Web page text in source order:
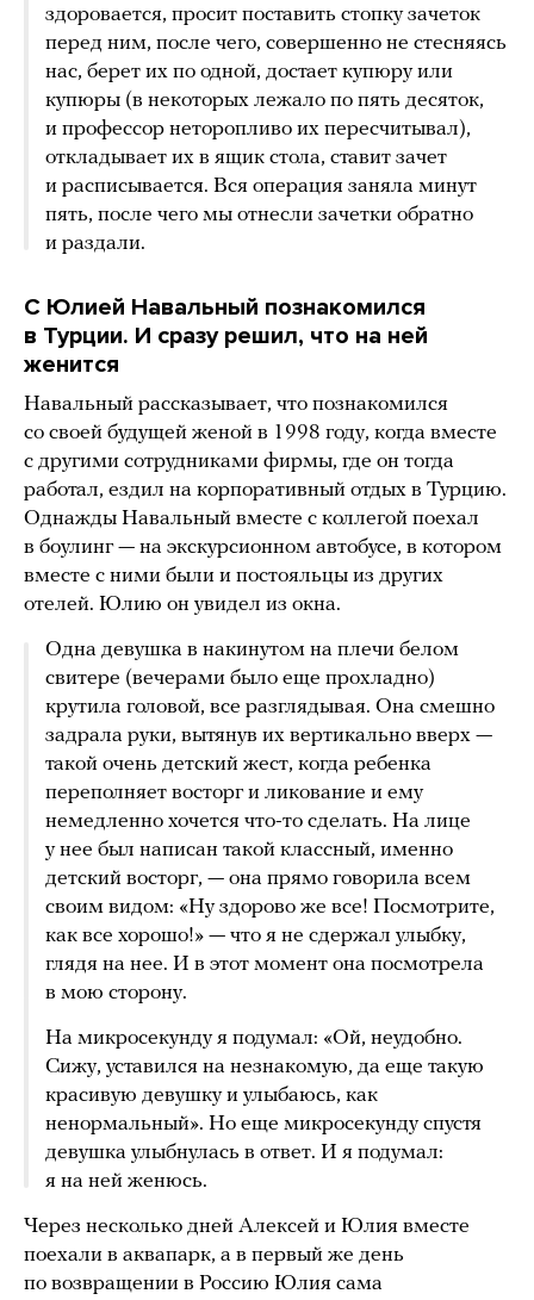
здоровается, просит поставить стопку зачеток
перед ним, после чего, совершенно не стесняясь
нас, берет их по одной, достает купюру или
купюры (в некоторых лежало по пять десяток,
и профессор неторопливо их пересчитывал),
откладывает их в ящик стола, ставит зачет
и расписывается. Вся операция заняла минут
пять, после чего мы отнесли зачетки обратно
и раздали.
С Юлией Навальный познакомился
в Турции. И сразу решил, что на ней
женится
Навальный рассказывает, что познакомился
со своей будущей женой в 1998 году, когда вместе
с другими сотрудниками фирмы, где он тогда
работал, ездил на корпоративный отдых в Турцию.
Однажды Навальный вместе с коллегой поехал
в боулинг — на экскурсионном автобусе, в котором
вместе с ними были и постояльцы из других
отелей. Юлию он увидел из окна.
Одна девушка в накинутом на плечи белом
свитере (вечерами было еще прохладно)
крутила головой, все разглядывая. Она смешно
задрала руки, вытянув их вертикально вверх —
такой очень детский жест, когда ребенка
переполняет восторг и ликование и ему
немедленно хочется что-то сделать. На лице
у нее был написан такой классный, именно
детский восторг, — она прямо говорила всем
своим видом: «Ну здорово же все! Посмотрите,
как все хорошо!» — что я не сдержал улыбку,
глядя на нее. И в этот момент она посмотрела
в мою сторону.
На микросекунду я подумал: «Ой, неудобно.
Сижу, уставился на незнакомую, да еще такую
красивую девушку и улыбаюсь, как
ненормальный». Но еще микросекунду спустя
девушка улыбнулась в ответ. И я подумал:
я на ней женюсь.
Через несколько дней Алексей и Юлия вместе
поехали в аквапарк, а в первый же день
по возвращении в Россию Юлия сама